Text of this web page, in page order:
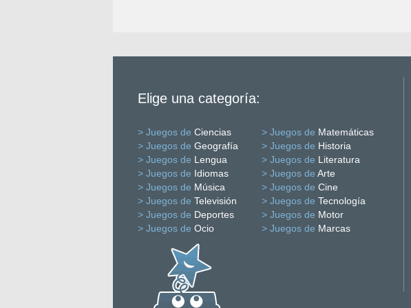
Elige una categoría:
> Juegos de Ciencias > Juegos de Matemáticas
> Juegos de Geografía > Juegos de Historia
> Juegos de Lengua > Juegos de Literatura
> Juegos de Idiomas > Juegos de Arte
> Juegos de Música > Juegos de Cine
> Juegos de Televisión > Juegos de Tecnología
> Juegos de Deportes > Juegos de Motor
> Juegos de Ocio > Juegos de Marcas